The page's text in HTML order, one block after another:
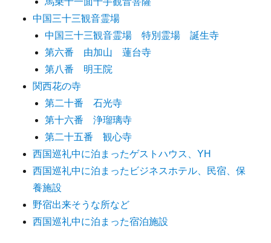
中国三十三観音霊場
中国三十三観音霊場 特別霊場 誕生寺
第六番 由加山 蓮台寺
第八番 明王院
関西花の寺
第二十番 石光寺
第十六番 浄瑠璃寺
第二十五番 観心寺
西国巡礼中に泊まったゲストハウス、YH
西国巡礼中に泊まったビジネスホテル、民宿、保
養施設
野宿出来そうな所など
西国巡礼中に泊まった宿泊施設